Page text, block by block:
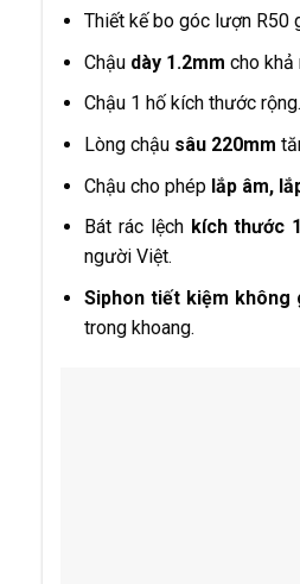
Thiết kế bo góc lượn R50
Chậu dày 1.2mm cho khả
Chậu 1 hố kích thước rộng.
Lòng chậu sâu 220mm
Chậu cho phép lắp âm,
Bát rác lệch kích thước
người Việt.
Siphon tiết kiệm không
trong khoang.